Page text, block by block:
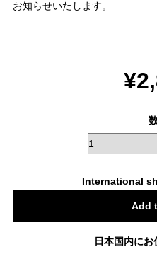
お知らせいたします。
International
Add
日本国内に